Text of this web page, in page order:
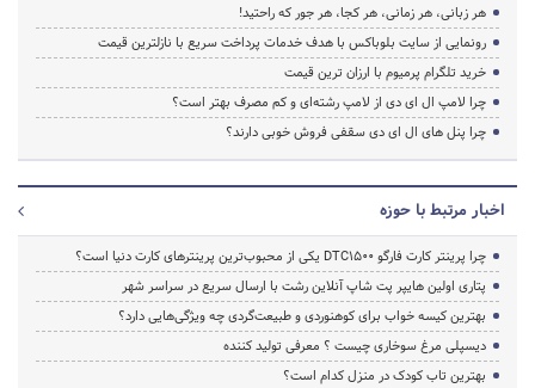
هر زبانی، هر زمانی، هر کجا، هر جور که راحتید!
رونمایی از سایت بلوباکس با هدف خدمات پرداخت سریع با نازلترین قیمت
خرید تلگرام پرمیوم با ارزان ترین قیمت
چرا لامپ ال ای دی از لامپ رشته‌ای و کم مصرف بهتر است؟
چرا پنل های ال ای دی سقفی فروش خوبی دارند؟
اخبار مرتبط با حوزه
چرا پرینتر کارت فارگو DTC1500 یکی از محبوب‌ترین پرینترهای کارت دنیا است؟
پتاری اولین هایپر پت شاپ آنلاین رشت با ارسال سریع در سراسر شهر
بهترین کیسه خواب برای کوهنوردی و طبیعت‌گردی چه ویژگی‌هایی دارد؟
دیسپلی مرغ سوخاری چیست ؟ معرفی تولید کننده
بهترین تاب کودک در منزل کدام است؟